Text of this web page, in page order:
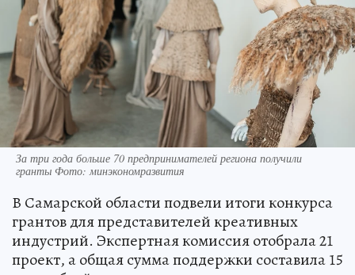
За три года больше 70 предпринимателей региона получили
гранты Фото: минэкономразвития
В Самарской области подвели итоги конкурса
грантов для представителей креативных
индустрий. Экспертная комиссия отобрала 21
проект, а общая сумма поддержки составила 15